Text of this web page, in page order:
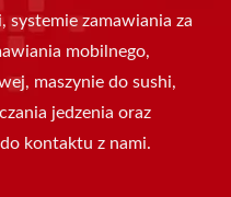
zamawiania za
mobilnego,
maszynie do sushi,
jedzenia oraz
kontaktu z nami.